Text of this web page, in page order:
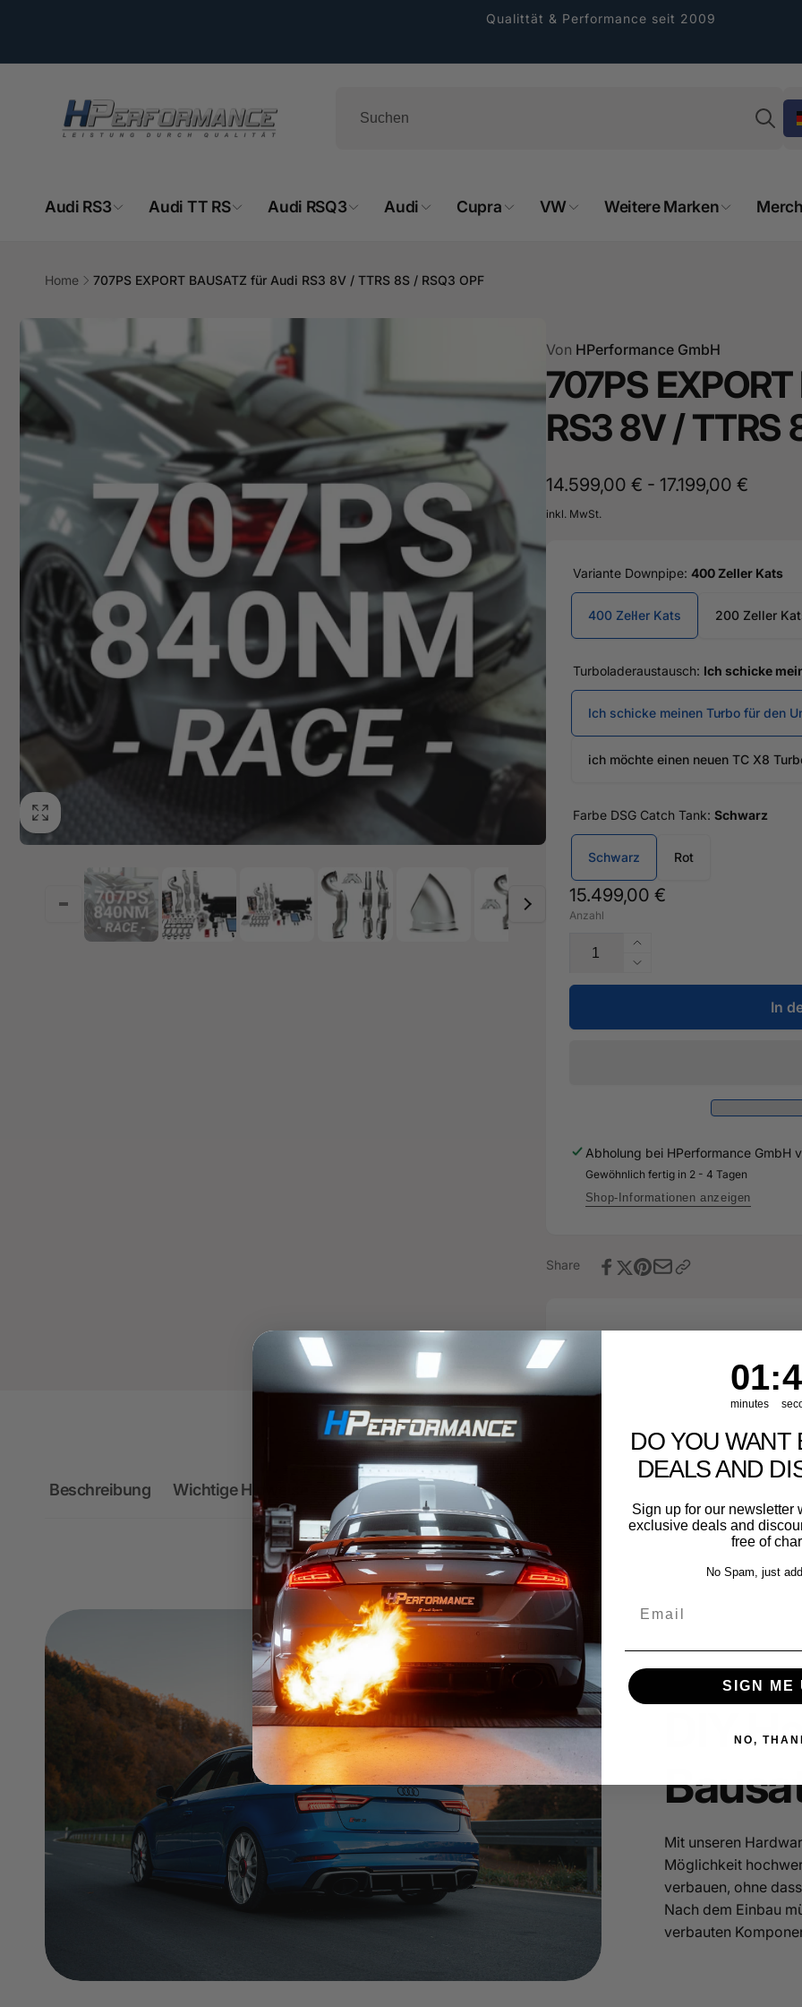
Qualittät & Performance seit 2009
Audi RS3 Audi TT RS Audi RSQ3 Audi Cupra VW Weitere Marken
Home 707PS EXPORT BAUSATZ für Audi RS3 8V / TTRS 8S / RSQ3 OPF
Von HPerformance GmbH
707PS
RS3 8V / TTRS
14.599,00 € - 17.199,00 €
inkl. MwSt.
Variante Downpipe: 400 Zeller Kats
400 Zeller Kats 200 Zeller
Turboladeraustausch: Ich schicke
Ich schicke meinen Turbo für den
ich möchte einen neuen TC X8
Farbe DSG Catch Tank: Schwarz
Schwarz Rot
Normaler
Preis
15.499,00 €
Anzahl
Erhöhe
die
Menge
707PS
/
TTRS
8S
Verringere
die
für
8V
/
TTRS
OPF
In
Abholung bei HPerformance GmbH
Gewöhnlich fertig in 2 - 4 Tagen
Shop-Informationen anzeigen
Share
Beschreibung Wichtige Hinweise
DIY
Mit unseren
Möglichkeit
verbauen, ohne
Nach dem Einbau
verbauten
HPerformance GmbH
Abholung verfügbar, gewöhnlich fertig in 2
74706 Osterburken
+4962916487601
1
01
minutes
: 42
DO YOU WANT
DEALS AND
Sign up for our newsletter
exclusive deals and
free of
No Spam, just
SIGN ME
NO,